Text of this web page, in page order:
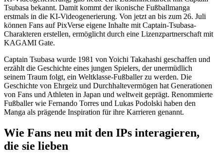
Tsubasa bekannt. Damit kommt der ikonische Fußballmanga
erstmals in die KI-Videogenerierung. Von jetzt an bis zum 26. Juli
können Fans auf PixVerse eigene Inhalte mit Captain-Tsubasa-
Charakteren erstellen, ermöglicht durch eine Lizenzpartnerschaft mit
KAGAMI Gate.
Captain Tsubasa wurde 1981 von Yoichi Takahashi geschaffen und
erzählt die Geschichte eines jungen Spielers, der unermüdlich
seinem Traum folgt, ein Weltklasse-Fußballer zu werden. Die
Geschichte von Ehrgeiz und Durchhaltevermögen hat Generationen
von Fans und Athleten in Japan und weltweit geprägt. Renommierte
Fußballer wie Fernando Torres und Lukas Podolski haben den
Manga als prägende Inspiration für ihre Karrieren genannt.
Wie Fans neu mit den IPs interagieren,
die sie lieben